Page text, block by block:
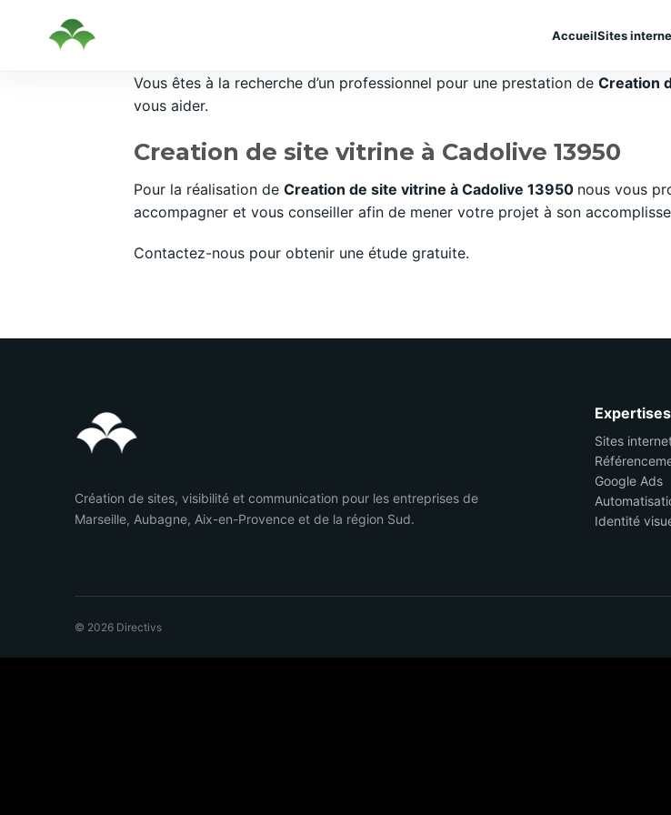
AccueilSites
Vous êtes à la recherche d’un professionnel pour une prestation de Creation
vous aider.
Creation de site vitrine à Cadolive 13950
Pour la réalisation de Creation de site vitrine à Cadolive 13950 nous vous
accompagner et vous conseiller afin de mener votre projet à son
Contactez-nous pour obtenir une étude gratuite.
Création de sites, visibilité et communication pour les entreprises de
Marseille, Aubagne, Aix-en-Provence et de la région Sud.
Expertises
Sites
Google Ads
Identité
© 2026 Directivs